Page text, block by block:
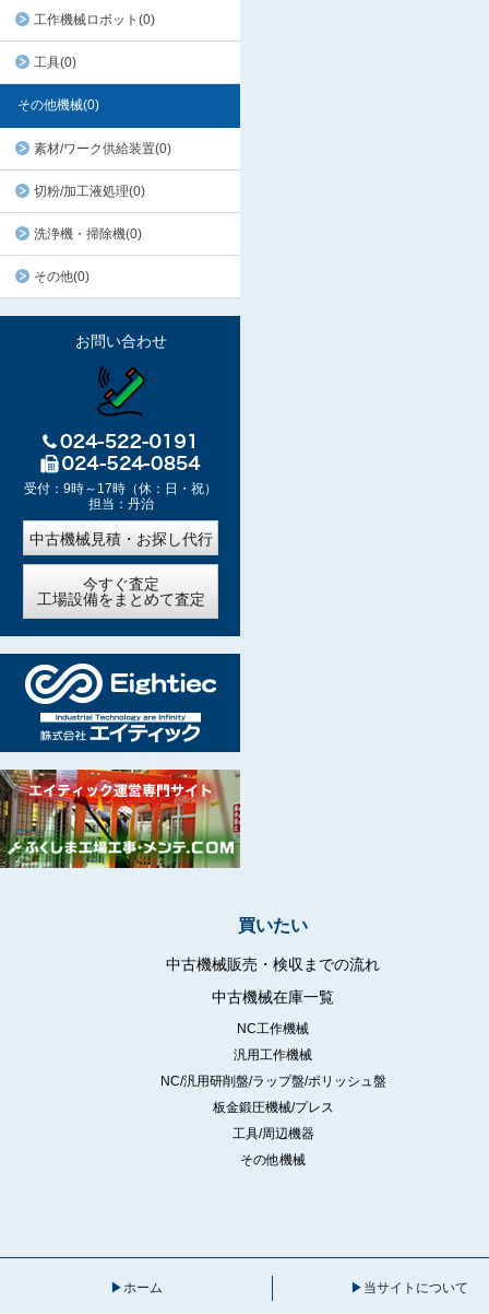
工作機械ロボット(0)
工具(0)
その他機械(0)
素材/ワーク供給装置(0)
切粉/加工液処理(0)
洗浄機・掃除機(0)
その他(0)
お問い合わせ
受付：9時～17時（休：日・祝）
担当：丹治
中古機械見積・お探し代行
今すぐ査定
工場設備をまとめて査定
買いたい
中古機械販売・検収までの流れ
中古機械在庫一覧
NC工作機械
汎用工作機械
NC/汎用研削盤/ラップ盤/ポリッシュ盤
板金鍛圧機械/プレス
工具/周辺機器
その他機械
ホーム 当サイトについて